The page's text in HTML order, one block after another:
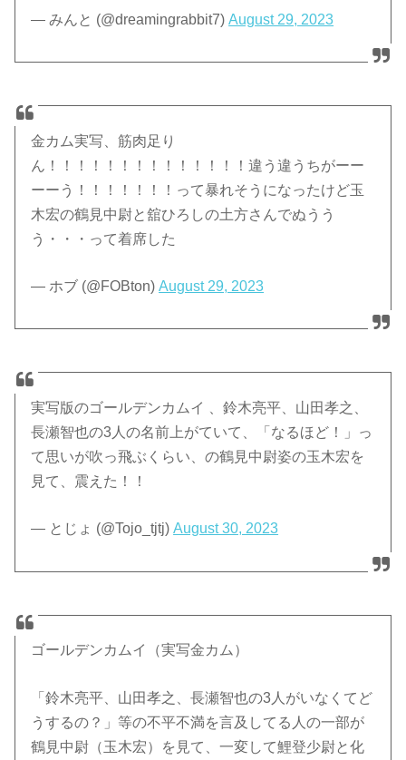
— みんと (@dreamingrabbit7)August 29, 2023
金カム実写、筋肉足り
ん！！！！！！！！！！！！！！違う違うちがーー
ーーう！！！！！！！って暴れそうになったけど玉
木宏の鶴見中尉と舘ひろしの土方さんでぬうう
う・・・って着席した
— ホブ (@FOBton)August 29, 2023
実写版のゴールデンカムイ 、鈴木亮平、山田孝之、
長瀬智也の3人の名前上がていて、「なるほど！」っ
て思いが吹っ飛ぶくらい、の鶴見中尉姿の玉木宏を
見て、震えた！！
— とじょ (@Tojo_tjtj)August 30, 2023
ゴールデンカムイ（実写金カム）
「鈴木亮平、山田孝之、長瀬智也の3人がいなくてど
うするの？」等の不平不満を言及してる人の一部が
鶴見中尉（玉木宏）を見て、一変して鯉登少尉と化